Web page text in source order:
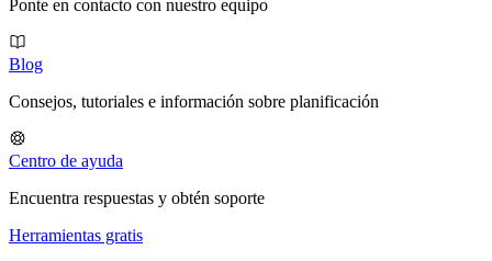
Ponte en contacto con nuestro equipo
Blog
Consejos, tutoriales e información sobre planificación
Centro de ayuda
Encuentra respuestas y obtén soporte
Herramientas gratis